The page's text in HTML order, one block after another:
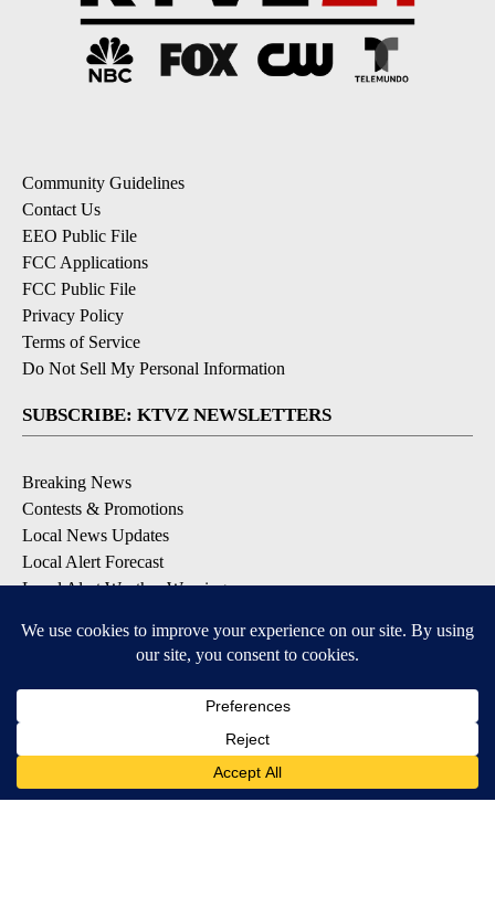
Community Guidelines
Contact Us
EEO Public File
FCC Applications
FCC Public File
Privacy Policy
Terms of Service
Do Not Sell My Personal Information
SUBSCRIBE: KTVZ NEWSLETTERS
Breaking News
Contests & Promotions
Local News Updates
Local Alert Forecast
Local Alert Weather Warnings
DOWNLOAD: KTVZ APPS
Apple & Google Play Stores